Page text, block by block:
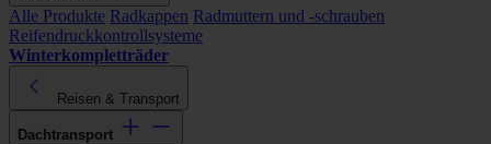
Alle Produkte Radkappen Radmuttern und -schrauben
Reifendruckkontrollsysteme
Winterkompletträder
Reisen & Transport
Dachtransport